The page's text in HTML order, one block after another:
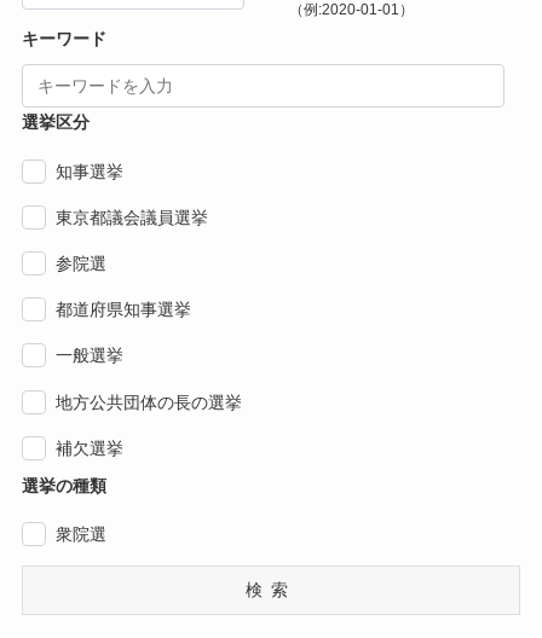
（例:2020-01-01）
キーワード
選挙区分
知事選挙
東京都議会議員選挙
参院選
都道府県知事選挙
一般選挙
地方公共団体の長の選挙
補欠選挙
選挙の種類
衆院選
検索